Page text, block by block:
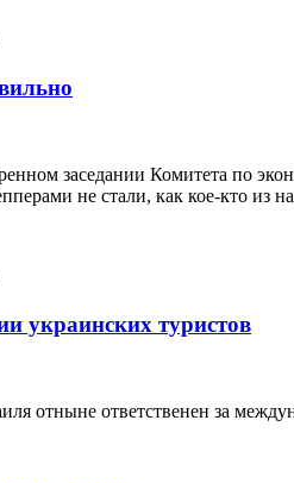
заседании Комитета по
не стали, как кое-кто
украинских туристов
отныне ответственен за